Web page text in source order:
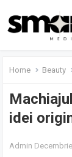
Home Beauty
idei
Admin